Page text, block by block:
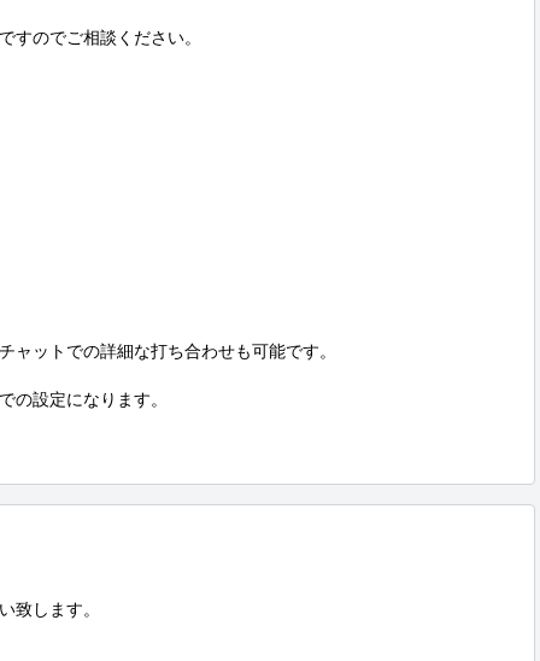
すのでご相談ください。
ャットでの詳細な打ち合わせも可能です。
の設定になります。
致します。